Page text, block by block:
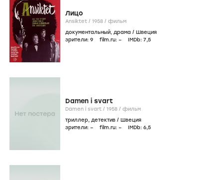
Лицо
Ansiktet / 1958 / фильм
документальный, драма / Швеция
зрители: 9 film.ru: – IMDb: 7,5
Damen i svart
Damen i svart / 1958 / фильм
триллер, детектив / Швеция
зрители: – film.ru: – IMDb: 6,5